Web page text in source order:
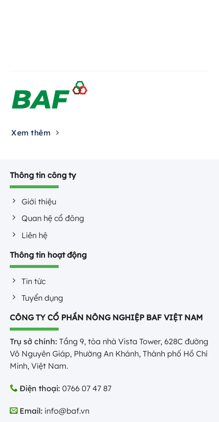
Xem thêm
Thông tin công ty
Giới thiệu
Quan hệ cổ đông
Liên hệ
Thông tin hoạt động
Tin tức
Tuyển dụng
CÔNG TY CỔ PHẦN NÔNG NGHIỆP BAF VIỆT NAM
Trụ sở chính: Tầng 9, tòa nhà Vista Tower, 628C đường
Võ Nguyên Giáp, Phường An Khánh, Thành phố Hồ Chí
Minh, Việt Nam.
Điện thoại: 0766 07 47 87
Email: info@baf.vn